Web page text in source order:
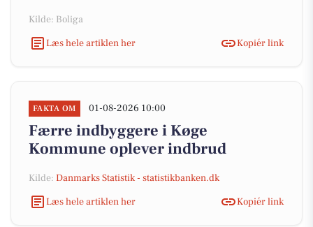
Kilde: Boliga
Læs hele artiklen her
Kopiér link
FAKTA OM 01-08-2026 10:00
Færre indbyggere i Køge
Kommune oplever indbrud
Kilde: Danmarks Statistik - statistikbanken.dk
Læs hele artiklen her
Kopiér link